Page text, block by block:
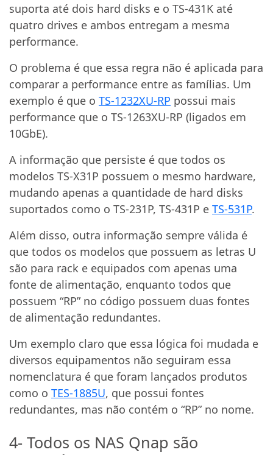
suporta até dois hard disks e o TS-431K até
quatro drives e ambos entregam a mesma
performance.
O problema é que essa regra não é aplicada para
comparar a performance entre as famílias. Um
exemplo é que o TS-1232XU-RP possui mais
performance que o TS-1263XU-RP (ligados em
10GbE).
A informação que persiste é que todos os
modelos TS-X31P possuem o mesmo hardware,
mudando apenas a quantidade de hard disks
suportados como o TS-231P, TS-431P e TS-531P.
Além disso, outra informação sempre válida é
que todos os modelos que possuem as letras U
são para rack e equipados com apenas uma
fonte de alimentação, enquanto todos que
possuem “RP” no código possuem duas fontes
de alimentação redundantes.
Um exemplo claro que essa lógica foi mudada e
diversos equipamentos não seguiram essa
nomenclatura é que foram lançados produtos
como o TES-1885U, que possui fontes
redundantes, mas não contém o “RP” no nome.
4- Todos os NAS Qnap são